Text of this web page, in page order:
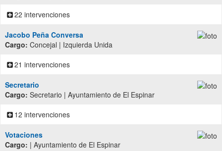
22 intervenciones
Jacobo Peña Conversa
Cargo: Concejal | Izquierda Unida
21 intervenciones
Secretario
Cargo: Secretario | Ayuntamiento de El Espinar
12 intervenciones
Votaciones
Cargo: | Ayuntamiento de El Espinar